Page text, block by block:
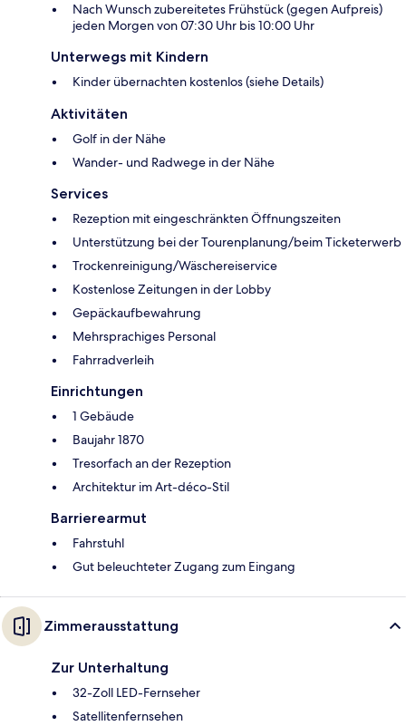
Nach Wunsch zubereitetes Frühstück (gegen Aufpreis)
jeden Morgen von 07:30 Uhr bis 10:00 Uhr
Unterwegs mit Kindern
Kinder übernachten kostenlos (siehe Details)
Aktivitäten
Golf in der Nähe
Wander- und Radwege in der Nähe
Services
Rezeption mit eingeschränkten Öffnungszeiten
Unterstützung bei der Tourenplanung/beim Ticketerwerb
Trockenreinigung/Wäschereiservice
Kostenlose Zeitungen in der Lobby
Gepäckaufbewahrung
Mehrsprachiges Personal
Fahrradverleih
Einrichtungen
1 Gebäude
Baujahr 1870
Tresorfach an der Rezeption
Architektur im Art-déco-Stil
Barrierearmut
Fahrstuhl
Gut beleuchteter Zugang zum Eingang
Zimmerausstattung
Zur Unterhaltung
32-Zoll LED-Fernseher
Satellitenfernsehen